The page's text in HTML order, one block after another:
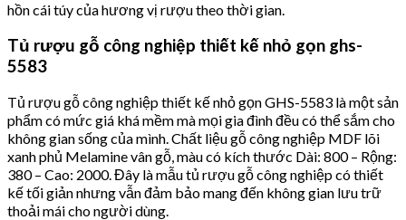
hồn cái túy của hương vị rượu theo thời gian.
Tủ rượu gỗ công nghiệp thiết kế nhỏ gọn ghs-
5583
Tủ rượu gỗ công nghiệp thiết kế nhỏ gọn GHS-5583 là một sản
phẩm có mức giá khá mềm mà mọi gia đình đều có thể sắm cho
không gian sống của mình. Chất liệu gỗ công nghiệp MDF lõi
xanh phủ Melamine vân gỗ, màu có kích thước Dài: 800 – Rộng:
380 – Cao: 2000. Đây là mẫu tủ rượu gỗ công nghiệp có thiết
kế tối giản nhưng vẫn đảm bảo mang đến không gian lưu trữ
thoải mái cho người dùng.